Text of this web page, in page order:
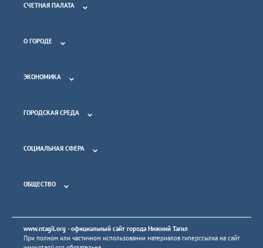
СЧЕТНАЯ ПАЛАТА
О ГОРОДЕ
ЭКОНОМИКА
ГОРОДСКАЯ СРЕДА
СОЦИАЛЬНАЯ СФЕРА
ОБЩЕСТВО
www.ntagil.org - официальный сайт города Нижний Тагил
При полном или частичном использовании материалов гиперссылка на сайт